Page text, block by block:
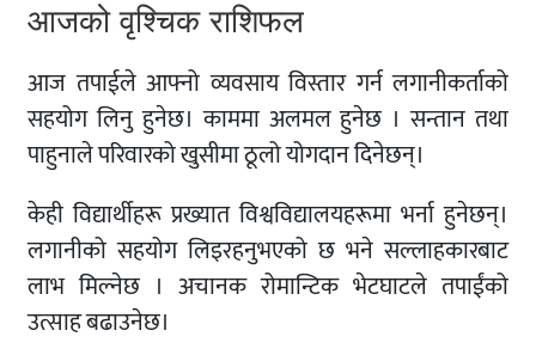
आजको वृश्चिक राशिफल
आज तपाईले आफ्नो व्यवसाय विस्तार गर्न लगानीकर्ताको
सहयोग लिनु हुनेछ। काममा अलमल हुनेछ । सन्तान तथा
पाहुनाले परिवारको खुसीमा ठूलो योगदान दिनेछन्।
केही विद्यार्थीहरू प्रख्यात विश्वविद्यालयहरूमा भर्ना हुनेछन्।
लगानीको सहयोग लिइरहनुभएको छ भने सल्लाहकारबाट
लाभ मिल्नेछ । अचानक रोमान्टिक भेटघाटले तपाईंको
उत्साह बढाउनेछ।